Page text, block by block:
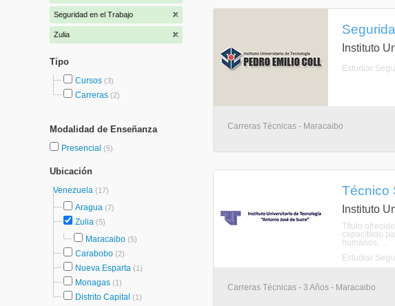
Seguridad en el Trabajo
Zulia
Tipo
Cursos (3)
Carreras (2)
Modalidad de Enseñanza
Presencial (5)
Ubicación
Venezuela (17)
Aragua (7)
Zulia (5)
Maracaibo (5)
Carabobo (2)
Nueva Esparta (1)
Monagas (1)
Distrito Capital (1)
Instituto
Estudiar
Carreras Técnicas - Maracaibo
Técnico
Instituto
Título
capacitado
humanos, ...
Estudiar
Carreras Técnicas - 3 Años - Maracaibo